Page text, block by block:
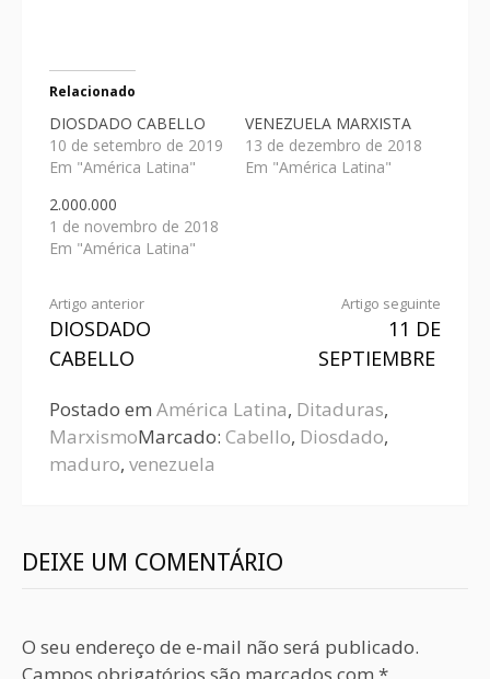
Relacionado
DIOSDADO CABELLO
10 de setembro de 2019
Em "América Latina"
VENEZUELA MARXISTA
13 de dezembro de 2018
Em "América Latina"
2.000.000
1 de novembro de 2018
Em "América Latina"
Artigo anterior
DIOSDADO
CABELLO
Artigo seguinte
11 DE
SEPTIEMBRE
Postado em América Latina, Ditaduras,
MarxismoMarcado: Cabello, Diosdado,
maduro, venezuela
DEIXE UM COMENTÁRIO
O seu endereço de e-mail não será publicado.
Campos obrigatórios são marcados com *